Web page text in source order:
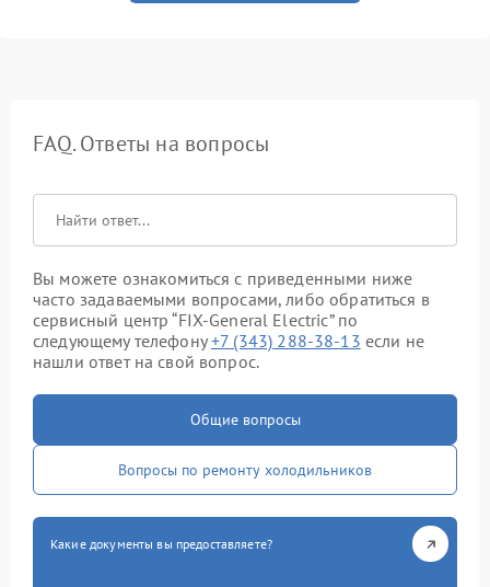
FAQ. Ответы на вопросы
Вы можете ознакомиться с приведенными ниже
часто задаваемыми вопросами, либо обратиться в
сервисный центр “FIX-General Electric” по
следующему телефону+7 (343) 288-38-13 если не
нашли ответ на свой вопрос.
Общие вопросы
Вопросы по ремонту холодильников
Какие документы вы предоставляете?